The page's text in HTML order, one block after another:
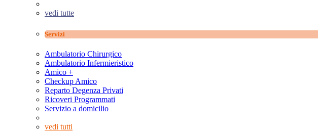
vedi tutte
Servizi
Ambulatorio Chirurgico
Ambulatorio Infermieristico
Amico +
Checkup Amico
Reparto Degenza Privati
Ricoveri Programmati
Servizio a domicilio
vedi tutti